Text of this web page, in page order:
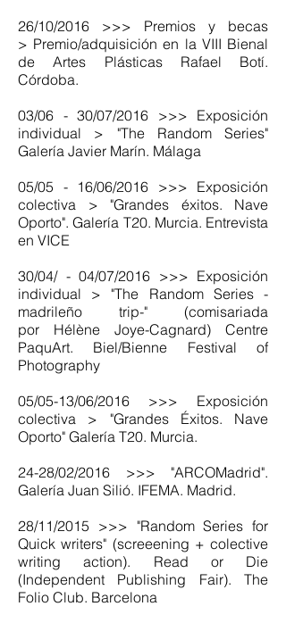
26/10/2016 >>> Premios y becas
> Premio/adquisición en la VIII Bienal
de Artes Plásticas Rafael Botí.
Córdoba.
03/06 - 30/07/2016 >>> Exposición
individual > "The Random Series"
Galería Javier Marín. Málaga
05/05 - 16/06/2016 >>> Exposición
colectiva > "Grandes éxitos. Nave
Oporto". Galería T20. Murcia. Entrevista
en VICE
30/04/ - 04/07/2016 >>> Exposición
individual > "The Random Series -
madrileño trip-" (comisariada
por Hélène Joye-Cagnard) Centre
PaquArt. Biel/Bienne Festival of
Photography
05/05-13/06/2016 >>> Exposición
colectiva > "Grandes Éxitos. Nave
Oporto" Galería T20. Murcia.
24-28/02/2016 >>> "ARCOMadrid".
Galería Juan Silió. IFEMA. Madrid.
28/11/2015 >>> "Random Series for
Quick writers" (screeening + colective
writing action). Read or Die
(Independent Publishing Fair). The
Folio Club. Barcelona